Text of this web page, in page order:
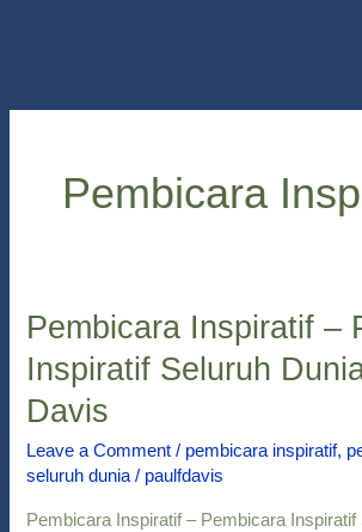
Pembicara
Pembicara Inspiratif –
Inspiratif Seluruh
Davis
Leave a Comment / pembicara inspiratif,
seluruh dunia / paulfdavis
Pembicara Inspiratif – Pembicara Inspiratif
Pembicara
–
Pembicara
Seluruh
Paul